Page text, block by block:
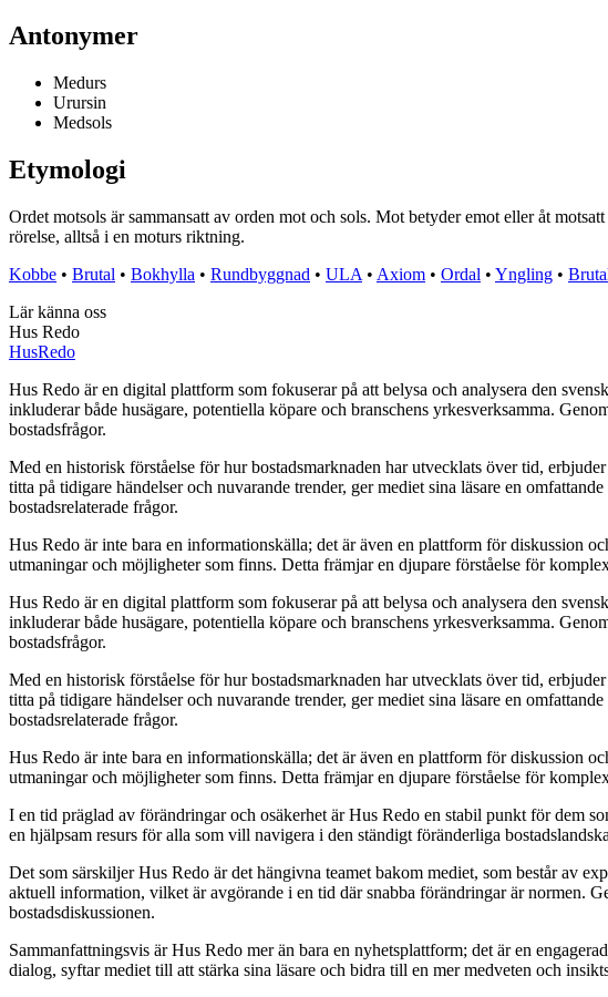
Antonymer
Medurs
Urursin
Medsols
Etymologi
Ordet motsols är sammansatt av orden mot och sols. Mot betyder emot eller åt
rörelse, alltså i en moturs riktning.
Kobbe • Brutal • Bokhylla • Rundbyggnad • ULA • Axiom • Ordal • Yngling •
Lär känna oss
Hus Redo
HusRedo
Hus Redo är en digital plattform som fokuserar på att belysa och analysera den
inkluderar både husägare, potentiella köpare och branschens yrkesverksamma.
bostadsfrågor.
Med en historisk förståelse för hur bostadsmarknaden har utvecklats över tid,
titta på tidigare händelser och nuvarande trender, ger mediet sina läsare en
bostadsrelaterade frågor.
Hus Redo är inte bara en informationskälla; det är även en plattform för diskussion
utmaningar och möjligheter som finns. Detta främjar en djupare förståelse för
Hus Redo är en digital plattform som fokuserar på att belysa och analysera den
inkluderar både husägare, potentiella köpare och branschens yrkesverksamma.
bostadsfrågor.
Med en historisk förståelse för hur bostadsmarknaden har utvecklats över tid,
titta på tidigare händelser och nuvarande trender, ger mediet sina läsare en
bostadsrelaterade frågor.
Hus Redo är inte bara en informationskälla; det är även en plattform för diskussion
utmaningar och möjligheter som finns. Detta främjar en djupare förståelse för
I en tid präglad av förändringar och osäkerhet är Hus Redo en stabil punkt för dem
en hjälpsam resurs för alla som vill navigera i den ständigt föränderliga
Det som särskiljer Hus Redo är det hängivna teamet bakom mediet, som består av
aktuell information, vilket är avgörande i en tid där snabba förändringar är normen.
bostadsdiskussionen.
Sammanfattningsvis är Hus Redo mer än bara en nyhetsplattform; det är en
dialog, syftar mediet till att stärka sina läsare och bidra till en mer medveten och